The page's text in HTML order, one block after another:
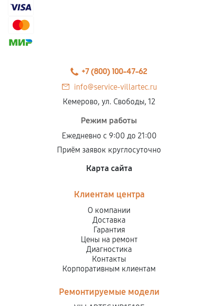
+7 (800) 100-47-62
info@service-villartec.ru
Кемерово, ул. Свободы, 12
Режим работы
Ежедневно с 9:00 до 21:00
Приём заявок круглосуточно
Карта сайта
Клиентам центра
О компании
Доставка
Гарантия
Цены на ремонт
Диагностика
Контакты
Корпоративным клиентам
Ремонтируемые модели